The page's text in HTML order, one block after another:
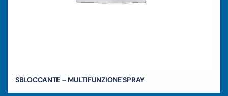
SBLOCCANTE – MULTIFUNZIONE SPRAY